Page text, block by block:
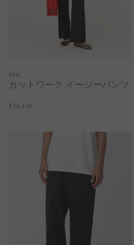
RHC
カットワーク イージーパンツ
¥34,100